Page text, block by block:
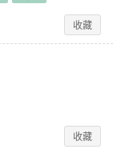
收藏
收藏